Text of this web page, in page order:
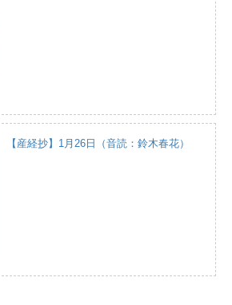
【産経抄】1月26日（音読：鈴木春花）